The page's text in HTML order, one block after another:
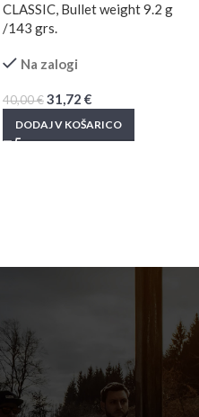
CLASSIC, Bullet weight 9.2 g
/143 grs.
Na zalogi
40,00€31,72 €
DODAJ V KOŠARICO